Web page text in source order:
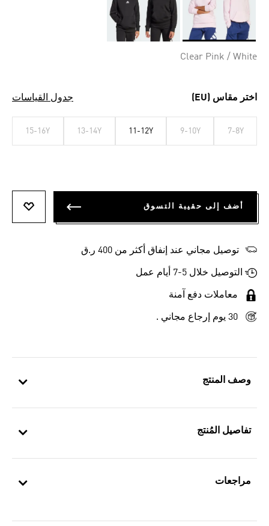
وصف المنتج
تفاصيل المُنتج
مراجعات
Clear Pink / White
اختر مقاس (EU) جدول القياسات
7-8Y
9-10Y
11-12Y
13-14Y
15-16Y
أضف إلى حقيبة التسوق
توصيل مجاني عند إنفاق أكثر من 400 ر.ق
التوصيل خلال 5-7 أيام عمل
معاملات دفع آمنة